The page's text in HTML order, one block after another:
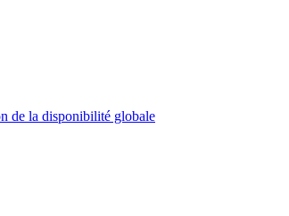
de la disponibilité globale